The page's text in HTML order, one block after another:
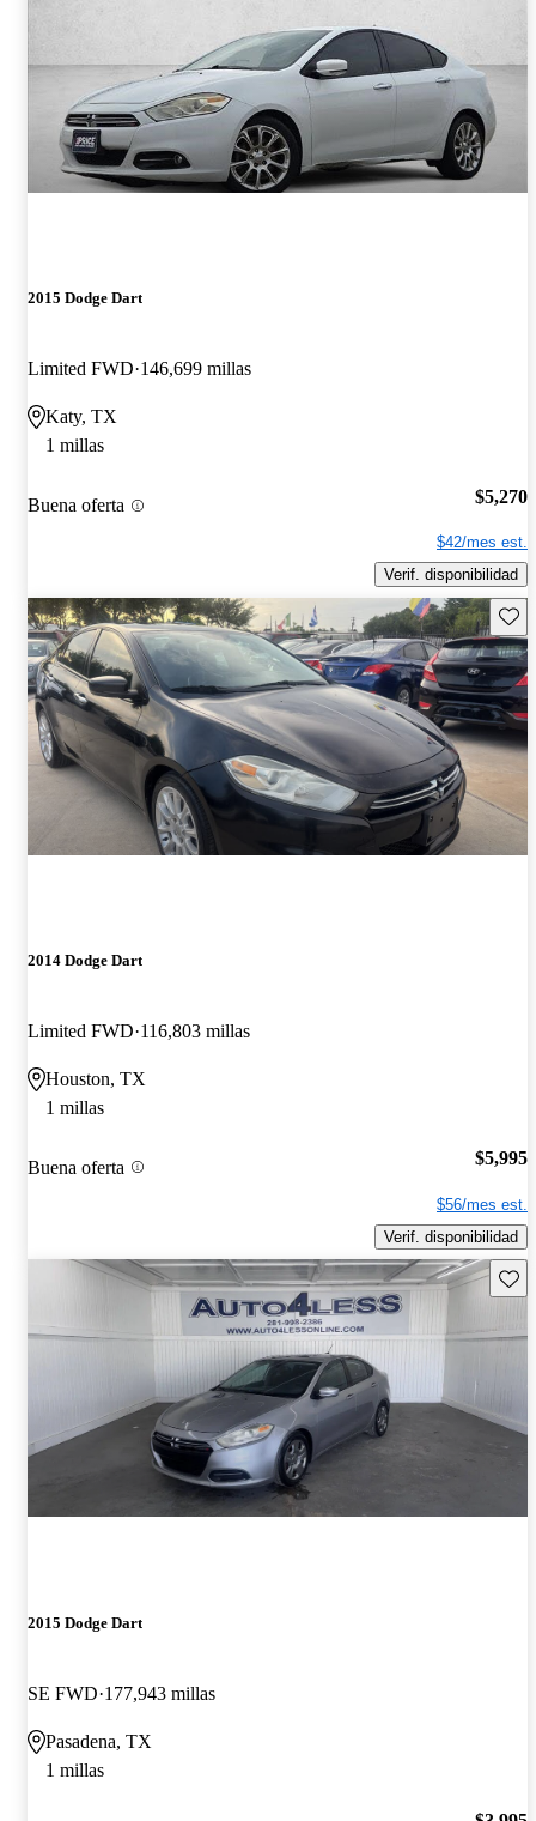
2015 Dodge Dart
Limited FWD 146,699 millas
Katy, TX
1 millas
Buena oferta $5,270
$42/mes est.
Verif. disponibilidad
2014 Dodge Dart
Limited FWD 116,803 millas
Houston, TX
1 millas
Buena oferta $5,995
$56/mes est.
Verif. disponibilidad
2015 Dodge Dart
SE FWD 177,943 millas
Pasadena, TX
1 millas